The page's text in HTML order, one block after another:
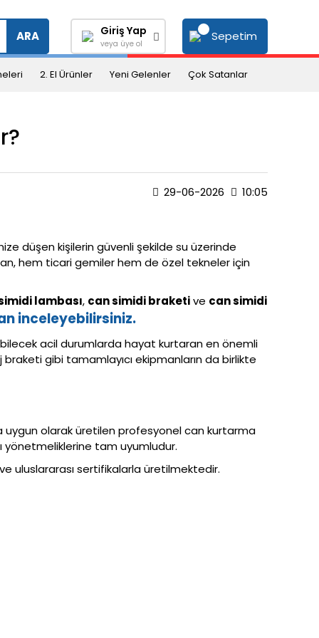
ARA Giriş Yap
veya üye ol
Sepetim
2. El Ürünler Yeni Gelenler Çok Satanlar
29-06-2026 10:05
düşen kişilerin güvenli şekilde su üzerinde
hem ticari gemiler hem de özel tekneler için
lambası, can simidi braketive can simidi
inceleyebilirsiniz.
acil durumlarda hayat kurtaran en önemli
gibi tamamlayıcı ekipmanların da birlikte
uygun olarak üretilen profesyonel can kurtarma
yönetmeliklerine tam uyumludur.
uluslararası sertifikalarla üretilmektedir.